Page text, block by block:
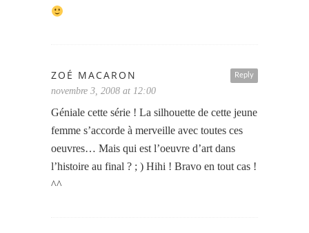
Reply
ZOÉ MACARON
novembre 3, 2008 at 12:00
Géniale cette série ! La silhouette de cette jeune
femme s’accorde à merveille avec toutes ces
oeuvres… Mais qui est l’oeuvre d’art dans
l’histoire au final ? ; ) Hihi ! Bravo en tout cas !
^^